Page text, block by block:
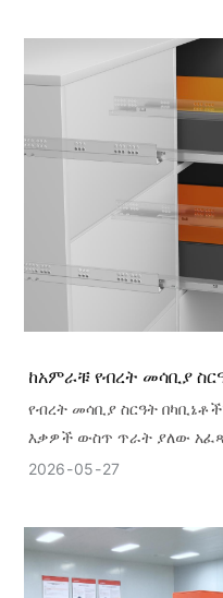
ከአምራቹ የብረት መሳቢያ
የብረት መሳቢያ ስርዓት
እቃዎች ውስጥ ጥራት ያለው
በጣም አስፈላጊ ከሆኑ የቤት
2026 05 27